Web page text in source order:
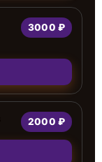
3000 ₽
2000 ₽